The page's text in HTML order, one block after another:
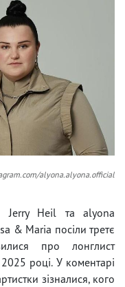
alyona.alyona.official
Jerry Heil та аlyona
& Maria посіли третє
про лонглист
році. У коментарі
зізналися, кого